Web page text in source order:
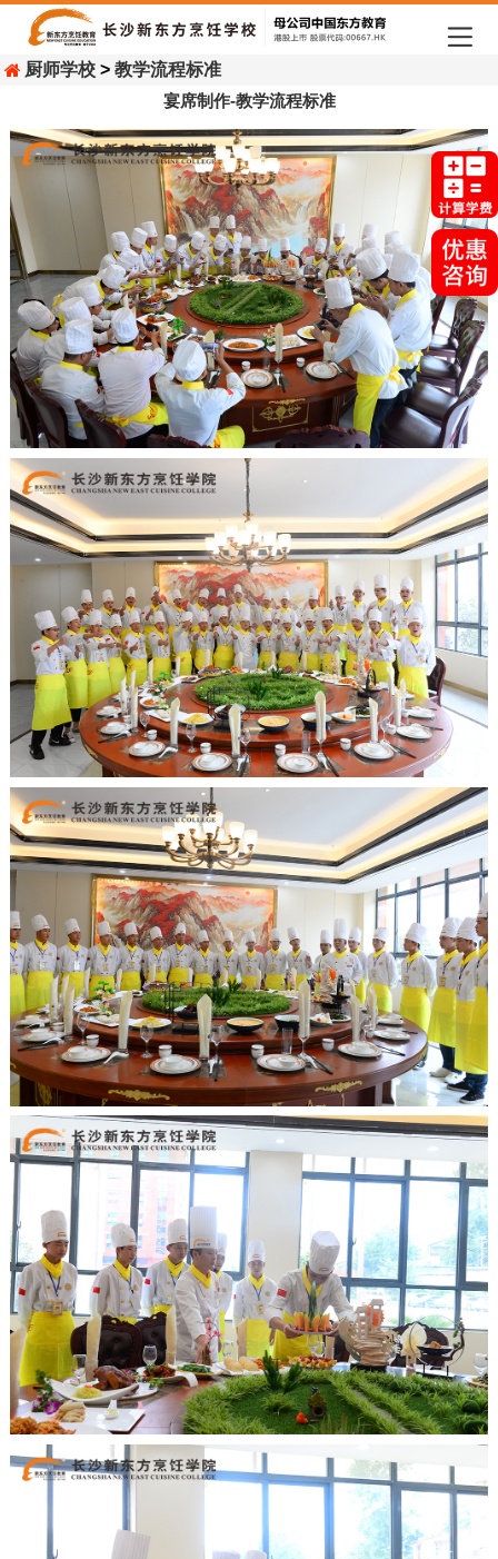
厨师学校 >教学流程标准
宴席制作-教学流程标准